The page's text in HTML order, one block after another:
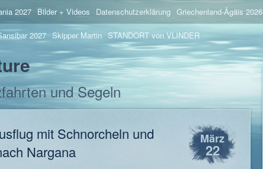
2027 Bilder + Videos Datenschutzerklärung Griechenland-Ägäis 2026
2027 Skipper Martin STANDORT von VLINDER
und Segeln
mit Schnorcheln und
Nargana
März
22